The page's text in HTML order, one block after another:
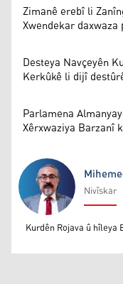
Zimanê erebî li
Xwendekar
Desteya Navçeyên
Kerkûkê li dijî
Parlamena
Xêrxwaziya Barzanî
Mihemed Eli
Nivîskar
Kurdên Rojava û hîleya